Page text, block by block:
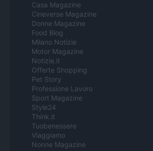
Casa Magazine
Cineverse Magazine
Donne Magazine
Food Blog
Milano Notizie
Motor Magazine
Notizie.it
Offerte Shopping
Pet Story
Professione Lavoro
Sport Magazine
Style24
Think.it
Tuobenessere
Viaggiamo
Nonne Magazine